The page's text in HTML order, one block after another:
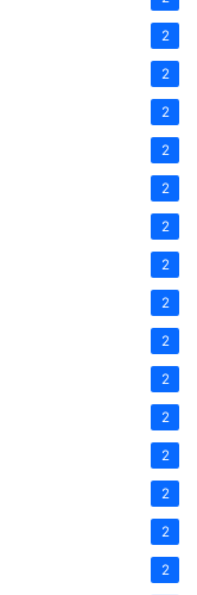
2
2
2
2
2
2
2
2
2
2
2
2
2
2
2